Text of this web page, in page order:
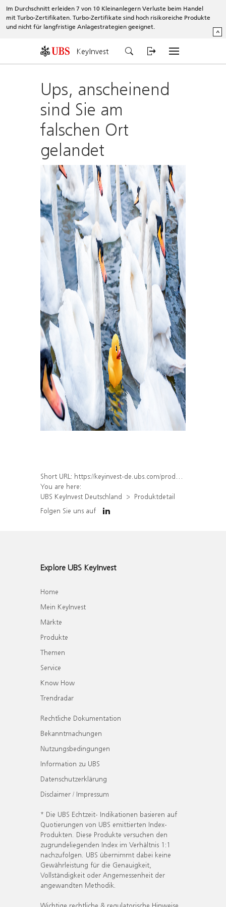
Im Durchschnitt erleiden 7 von 10 Kleinanlegern Verluste beim Handel
mit Turbo-Zertifikaten. Turbo-Zertifikate sind hoch risikoreiche Produkte
und nicht für langfristige Anlagestrategien geeignet.
^
KeyInvest
Ups, anscheinend
sind Sie am
falschen Ort
gelandet
Short URL: https://keyinvest-de.ubs.com/produkt/detail/index/isin/DE000WA5ZDT1
You are here:
UBS KeyInvest Deutschland
Produktdetail
Folgen Sie uns auf
Explore UBS KeyInvest
Home
Mein KeyInvest
Märkte
Produkte
Themen
Service
Know How
Trendradar
Rechtliche Dokumentation
Bekanntmachungen
Nutzungsbedingungen
Information zu UBS
Datenschutzerklärung
Disclaimer / Impressum
* Die UBS Echtzeit- Indikationen basieren auf
Quotierungen von UBS emittierten Index-
Produkten. Diese Produkte versuchen den
zugrundeliegenden Index im Verhältnis 1:1
nachzufolgen. UBS übernimmt dabei keine
Gewährleistung für die Genauigkeit,
Vollständigkeit oder Angemessenheit der
angewandten Methodik.